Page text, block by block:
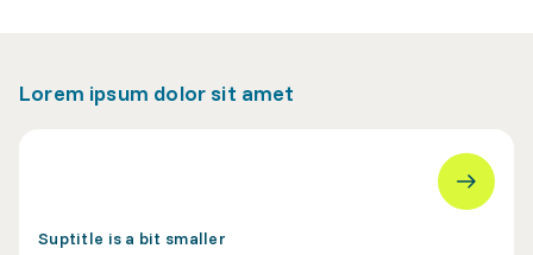
Lorem ipsum dolor sit amet
Suptitle is a bit smaller